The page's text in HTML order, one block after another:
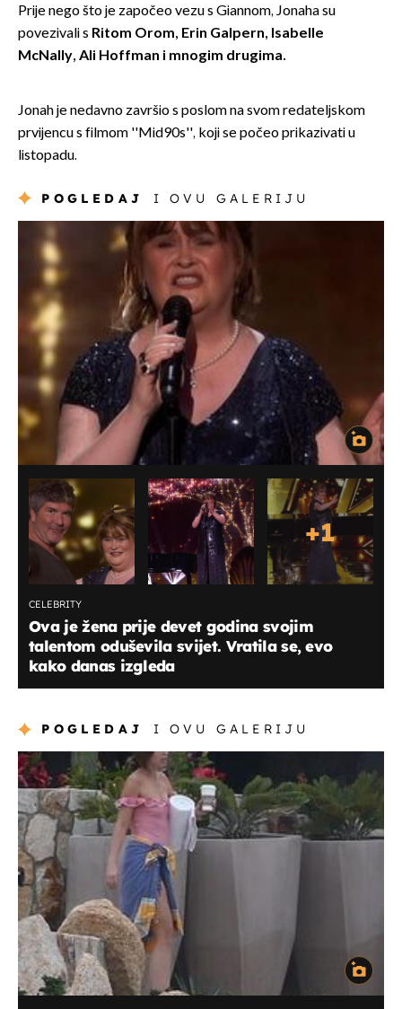
Prije nego što je započeo vezu s Giannom, Jonaha su
povezivali s Ritom Orom, Erin Galpern, Isabelle
McNally, Ali Hoffman i mnogim drugima.
Jonah je nedavno završio s poslom na svom redateljskom
prvijencu s filmom ''Mid90s'', koji se počeo prikazivati u
listopadu.
POGLEDAJ I OVU GALERIJU
+1
CELEBRITY
Ova je žena prije devet godina svojim
talentom oduševila svijet. Vratila se, evo
kako danas izgleda
POGLEDAJ I OVU GALERIJU